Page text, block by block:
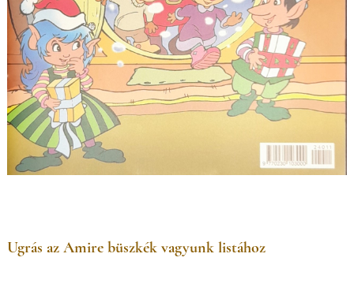
Ugrás az Amire büszkék vagyunk listához